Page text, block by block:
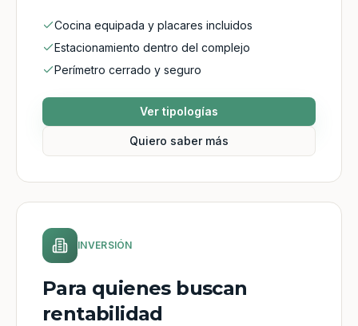
Cocina equipada y placares incluidos
Estacionamiento dentro del complejo
Perímetro cerrado y seguro
Ver tipologías
Quiero saber más
INVERSIÓN
Para quienes buscan
rentabilidad